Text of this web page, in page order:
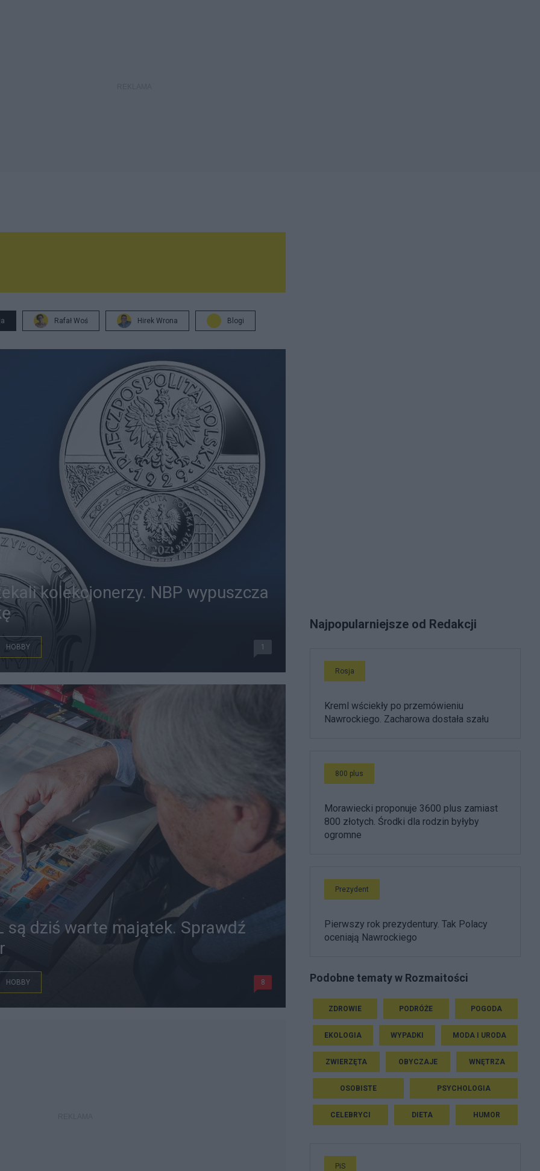
Rafał Woś Hirek Wrona Blogi
kolekcjonerzy. NBP wypuszcza
HOBBY 1
są dziś warte majątek. Sprawdź
HOBBY 8
Najpopularniejsze od Redakcji
Rosja
Kreml wściekły po przemówieniu
Nawrockiego. Zacharowa dostała szału
800 plus
Morawiecki proponuje 3600 plus zamiast
800 złotych. Środki dla rodzin byłyby
ogromne
Prezydent
Pierwszy rok prezydentury. Tak Polacy
oceniają Nawrockiego
Podobne tematy w Rozmaitości
ZDROWIE PODRÓŻE POGODA
EKOLOGIA WYPADKI MODA I URODA
ZWIERZĘTA OBYCZAJE WNĘTRZA
OSOBISTE PSYCHOLOGIA
CELEBRYCI DIETA HUMOR
PiS